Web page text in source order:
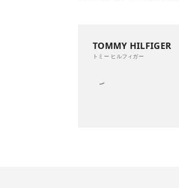
TOMMY HILFIGER
トミー ヒルフィガー